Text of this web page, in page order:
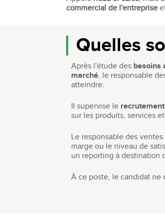
commercial de l'entreprise
Quelles
Après l'étude des besoins
marché, le responsable
atteindre.
Il supervise le
sur les produits, services
Le responsable des
marge ou le niveau de
un reporting à destination
À ce poste, le candidat ne
Double
Programme
Bachelor
Bachelor
Bachelor
Bachelor
Commercial
Bachelor